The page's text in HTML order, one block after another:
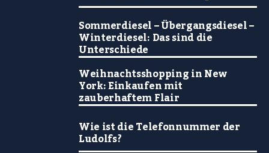
Sommerdiesel – Übergangsdiesel –
Winterdiesel: Das sind die
Unterschiede
Weihnachtsshopping in New
York: Einkaufen mit
zauberhaftem Flair
Wie ist die Telefonnummer der
Ludolfs?